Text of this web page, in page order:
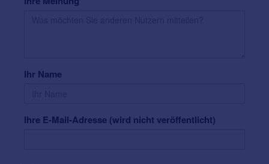
Ihr Name
Ihre E-Mail-Adresse (wird nicht veröffentlicht)